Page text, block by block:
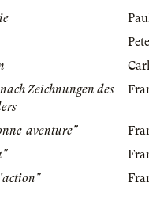
Zeichnungen des
aventure"